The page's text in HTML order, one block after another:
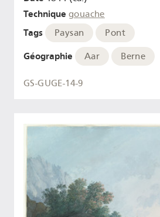
Technique gouache
Tags Paysan Pont
Géographie Aar Berne
GS-GUGE-14-9